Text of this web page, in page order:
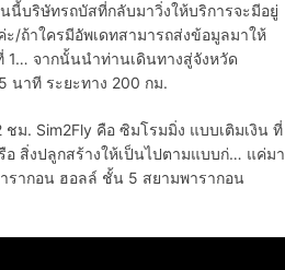
นี้บริษัทรถบัสที่กลับมาวิ่งให้บริการจะมีอยู่
ะ/ถ้าใครมีอัพเดทสามารถส่งข้อมูลมาให้
1… จากนั้นนำท่านเดินทางสู่จังหวัด
นาที ระยะทาง 200 กม.
ม. Sim2Fly คือ ซิมโรมมิ่ง แบบเติมเงิน ที่
สิ่งปลูกสร้างให้เป็นไปตามแบบก่… แค่มา
รากอน ฮอลล์ ชั้น 5 สยามพารากอน